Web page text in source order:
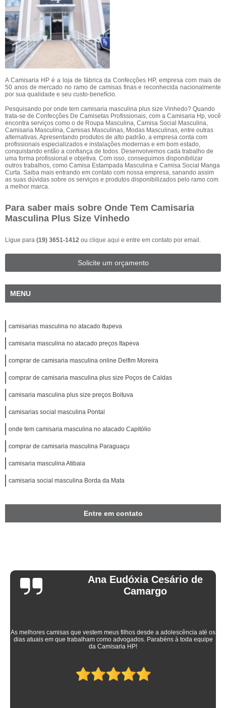
A Camisaria HP é a loja de fábrica da Confecções HP, empresa com mais de
50 anos de mercado no ramo de camisas finas e reconhecida nacionalmente
por sua qualidade e seu custo-benefício.
Pesquisando por onde tem camisaria masculina plus size Vinhedo? Quando
trata-se de Confecções De Camisetas Profissionais, com a Camisaria Hp, você
encontra serviços como o de Roupa Masculina, Camisa Social Masculina,
Camisaria Masculina, Camisas Masculinas, Modas Masculinas, entre outras
alternativas. Apresentando produtos de alto padrão, a empresa conta com
profissionais especializados e instalações modernas e em bom estado,
conquistando então a confiança de todos. Desenvolvemos cada trabalho de
uma forma profissional e objetiva. Com isso, conseguimos disponibilizar
outros trabalhos, como Camisa Estampada Masculina e Camisa Social Manga
Curta. Saiba mais entrando em contato com nossa empresa, sanando assim
as suas dúvidas sobre os serviços e produtos disponibilizados pelo ramo com
a melhor marca.
Para saber mais sobre Onde Tem Camisaria
Masculina Plus Size Vinhedo
Ligue para (19) 3651-1412 ou clique aqui e entre em contato por email.
Solicite um orçamento
MENU
camisarias masculina no atacado Itupeva
camisaria masculina no atacado preços Itapeva
comprar de camisaria masculina online Delfim Moreira
comprar de camisaria masculina plus size Poços de Caldas
camisaria masculina plus size preços Boituva
camisarias social masculina Pontal
onde tem camisaria masculina no atacado Capitólio
comprar de camisaria masculina Paraguaçu
camisaria masculina Atibaia
camisaria social masculina Borda da Mata
Entre em contato
Ana Eudóxia Cesário de
Camargo
As melhores camisas que vestem meus filhos desde a adolescência até os
dias atuais em que trabalham como advogados. Parabéns à toda equipe
da Camisaria HP!